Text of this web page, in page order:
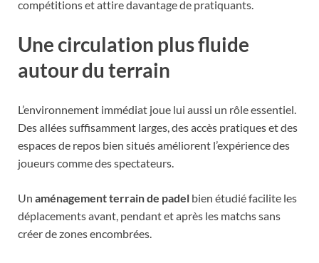
compétitions et attire davantage de pratiquants.
Une circulation plus fluide
autour du terrain
L’environnement immédiat joue lui aussi un rôle essentiel.
Des allées suffisamment larges, des accès pratiques et des
espaces de repos bien situés améliorent l’expérience des
joueurs comme des spectateurs.
Un aménagement terrain de padel bien étudié facilite les
déplacements avant, pendant et après les matchs sans
créer de zones encombrées.